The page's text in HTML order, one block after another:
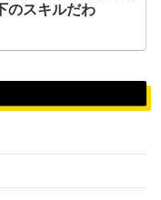
のスキルだわ